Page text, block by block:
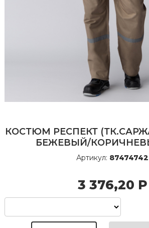
КОСТЮМ РЕСПЕКТ
БЕЖЕВЫЙ/
Артикул: 87474742
3 376,20 Р